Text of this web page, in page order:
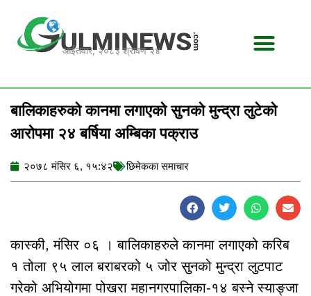
content
आईतवार, २०८३ श्रावण २४
बालिकाहरुको कानमा लगाएको सुनको मुन्द्रा लुटेको
आरोपमा २४ बर्षिया अम्बिका पक्राउ
२०७८ मंसिर ६, १५:४२ छिमेकका समाचार
कास्की, मंसिर ०६ । बालिकाहरुले कानमा लगाएको करिब
१ तोला ९५ लाल बराबरको ५ जोर सुनको मुन्द्रा लुटपाट
गरेको अभियोगमा पोखरा महानगरपालिका-१४ बस्ने स्याङ्जा